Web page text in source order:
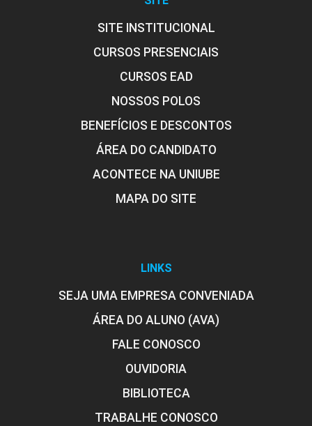
FISICA APLICADA AOS SISTEMAS
FORMULAÇÃO E BALANCEAMENTO DE
DIETAS E MISTURAS
SITE INSTITUCIONAL
CURSOS PRESENCIAIS
CURSOS EAD
NOSSOS POLOS
BENEFÍCIOS E DESCONTOS
ÁREA DO CANDIDATO
ACONTECE NA UNIUBE
MAPA DO SITE
LINKS
SEJA UMA EMPRESA CONVENIADA
ÁREA DO ALUNO (AVA)
FALE CONOSCO
OUVIDORIA
BIBLIOTECA
TRABALHE CONOSCO